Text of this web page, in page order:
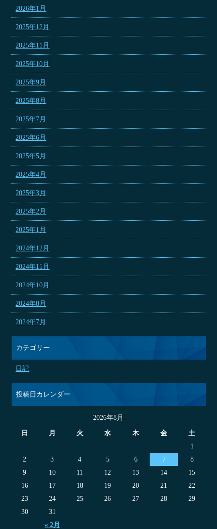
2026年1月
2025年12月
2025年11月
2025年10月
2025年9月
2025年8月
2025年7月
2025年6月
2025年5月
2025年4月
2025年3月
2025年2月
2025年1月
2024年12月
2024年11月
2024年10月
2024年8月
2024年7月
カテゴリー
日記
投稿日カレンダー
2026年8月
日 月 火 水 木 金 土
« 2月
1
2
3 4 5 6 7
8
9
10 11 12 13 14
15
16
17 18 19 20 21
22
23
24 25 26 27 28
29
30
31